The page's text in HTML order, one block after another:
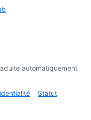
automatiquement
Statut